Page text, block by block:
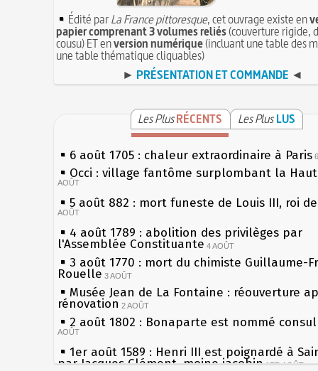
Édité parLa France pittoresque, cet ouvrage existe en
papier comprenant 3 volumes reliés(couverture rigide,
cousu) ET enversion numérique(incluant une table des
une table thématique cliquables)
► PRÉSENTATION ET COMMANDE ◄
Les PlusRÉCENTS Les Plus LUS
6 août 1705 : chaleur extraordinaire à Paris
Occi : village fantôme surplombant la
AOÛT
5 août 882 : mort funeste de Louis III, roi
AOÛT
4 août 1789 : abolition des privilèges par
l'Assemblée Constituante 4 AOÛT
3 août 1770 : mort du chimiste Guillaume-
Rouelle 3 AOÛT
Musée Jean de La Fontaine : réouverture
rénovation 2 AOÛT
2 août 1802 : Bonaparte est nommé
AOÛT
1er août 1589 : Henri III est poignardé à
par Jacques Clément, moine jacobin 1ER AOÛT